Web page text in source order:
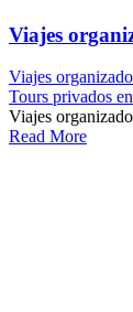
Viajes
Viajes
Tours privados
Viajes
Read More